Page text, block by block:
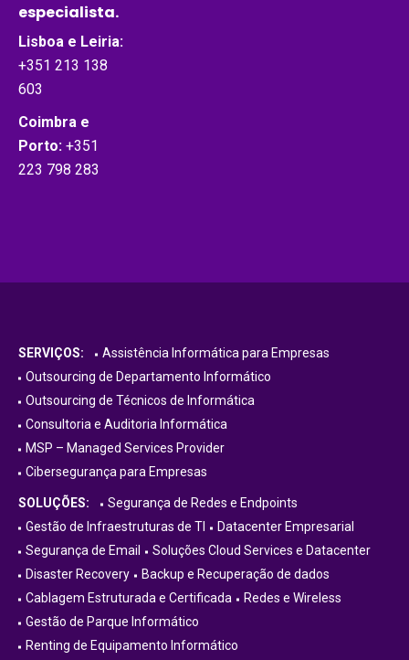
especialista.
Lisboa e Leiria:
+351 213 138
603
Coimbra e
Porto: +351
223 798 283
SERVIÇOS:
Assistência Informática para Empresas
Outsourcing de Departamento Informático
Outsourcing de Técnicos de Informática
Consultoria e Auditoria Informática
MSP – Managed Services Provider
Cibersegurança para Empresas
SOLUÇÕES:
Segurança de Redes e Endpoints
Gestão de Infraestruturas de TI
Datacenter Empresarial
Segurança de Email
Soluções Cloud Services e Datacenter
Disaster Recovery
Backup e Recuperação de dados
Cablagem Estruturada e Certificada
Redes e Wireless
Gestão de Parque Informático
Renting de Equipamento Informático